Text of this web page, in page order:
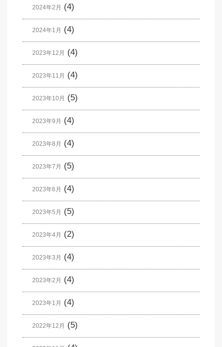
2024年2月 (4)
2024年1月 (4)
2023年12月 (4)
2023年11月 (4)
2023年10月 (5)
2023年9月 (4)
2023年8月 (4)
2023年7月 (5)
2023年6月 (4)
2023年5月 (5)
2023年4月 (2)
2023年3月 (4)
2023年2月 (4)
2023年1月 (4)
2022年12月 (5)